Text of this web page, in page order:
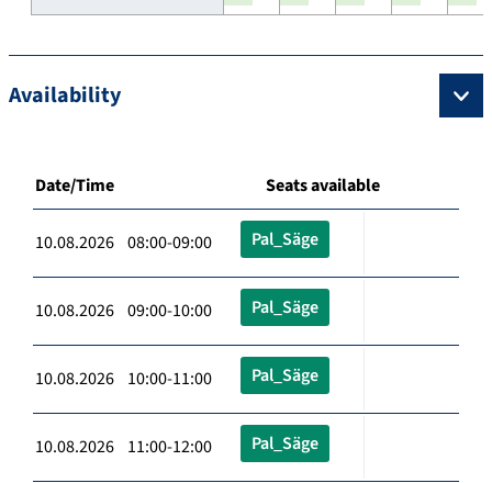
Availability
Date/Time Seats available
10.08.2026 08:00-09:00 Pal_Säge
10.08.2026 09:00-10:00 Pal_Säge
10.08.2026 10:00-11:00 Pal_Säge
10.08.2026 11:00-12:00 Pal_Säge